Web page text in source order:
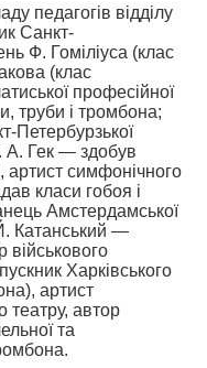
педагогів відділу
Санкт-
Ф. Гоміліуса (клас
(клас
професійної
труби і тромбона;
А. Гек — здобув
артист симфонічного
класи гобоя і
Амстердамської
Катанський —
військового
Харківського
артист
театру, автор
та